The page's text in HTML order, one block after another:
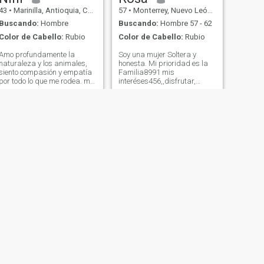
• Marinilla, Antioquia, Colombia
Buscando: Hombre
Color de Cabello: Rubio
profundamente la
naturaleza y los animales,
compasión y empatía
por todo lo que me rodea. me
57 • Monterrey, Nuevo León, México
Buscando: Hombre 57 - 62
Color de Cabello: Rubio
Soy una mujer Soltera y
honesta. Mi prioridad es la
Familia8991 mis
interéses456,,disfrutar,